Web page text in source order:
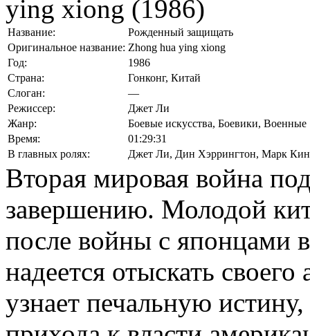
Название:
Рожденный защищать
Оригинальное название: Zhong hua ying xiong
Год:
1986
Страна:
Гонконг, Китай
Слоган:
—
Режиссер:
Джет Ли
Жанр:
Боевые искусства, Боевики, Военные
Время:
01:29:31
В главных ролях:
Джет Ли, Дин Хэррингтон, Марк
Вторая мировая война
завершению. Молодой
после войны с японцами
надеется отыскать
узнает печальную